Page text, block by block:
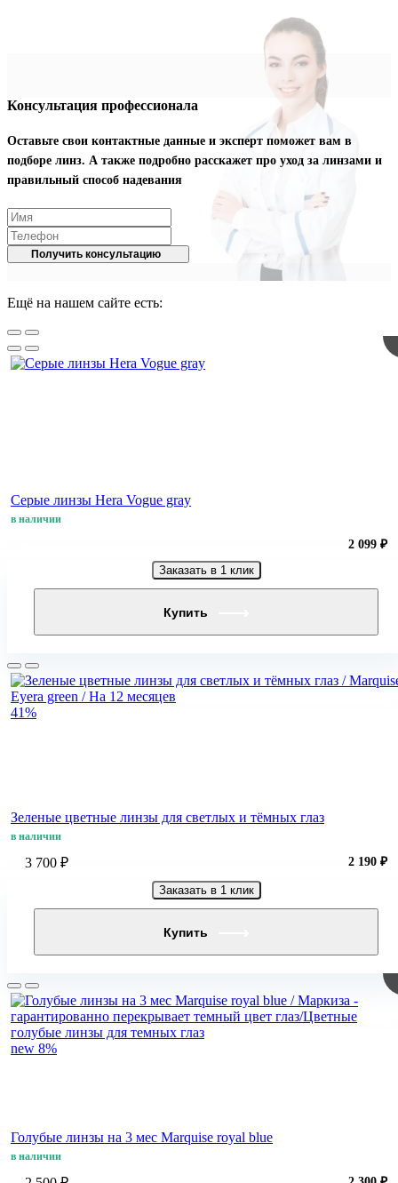
Консультация профессионала
Оставьте свои контактные данные и эксперт поможет вам в
подборе линз. А также подробно расскажет про уход за линзами и
правильный способ надевания
Получить консультацию
Ещё на нашем сайте есть:
Серые линзы Hera Vogue gray
в наличии
2 099 ₽
Заказать в 1 клик
41%
Зеленые цветные линзы для светлых и тёмных глаз
в наличии
3 700 ₽ 2 190 ₽
Заказать в 1 клик
new 8%
Голубые линзы на 3 мес Marquise royal blue
в наличии